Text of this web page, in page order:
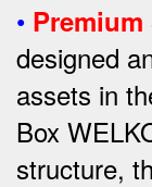
• Premium
designed
assets in
Box
structure,